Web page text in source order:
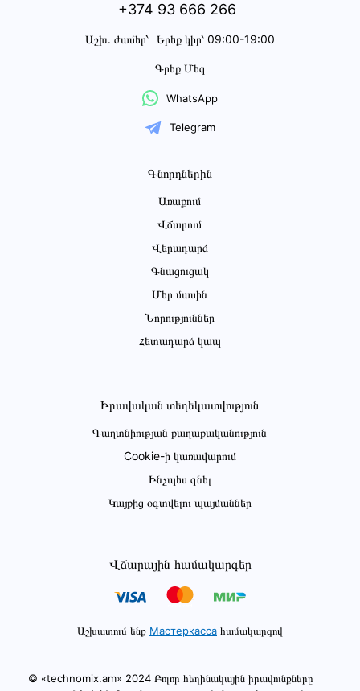
+374 93 666 266
Աշխ․ ժամեր՝ Երեք կիր՝ 09:00-19:00
Գրեք Մեզ
WhatsApp
Telegram
Գնորդներին
Առաքում
Վճարում
Վերադարձ
Գնացուցակ
Մեր մասին
Նորություններ
Հետադարձ կապ
Իրավական տեղեկատվություն
Գաղտնիության քաղաքականություն
Cookie-ի կառավարում
Ինչպես գնել
Կայքից օգտվելու պայմաններ
Վճարային համակարգեր
Աշխատում ենք Мастеркасса համակարգով
© «technomix.am» 2024 Բոլոր հեղինակային իրավունքները